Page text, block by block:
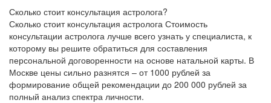
Сколько стоит консультация астролога?
Сколько стоит консультация астролога Стоимость
консультации астролога лучше всего узнать у специалиста, к
которому вы решите обратиться для составления
персональной договоренности на основе натальной карты. В
Москве цены сильно разнятся – от 1000 рублей за
формирование общей рекомендации до 200 000 рублей за
полный анализ спектра личности.